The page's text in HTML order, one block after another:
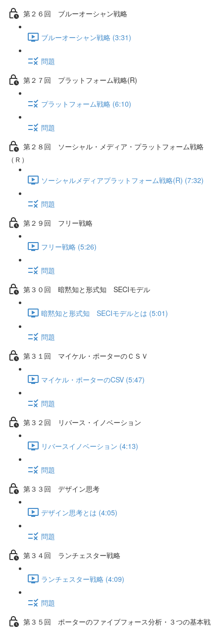
第２６回 ブルーオーシャン戦略
ブルーオーシャン戦略 (3:31)
問題
第２７回 プラットフォーム戦略(R)
プラットフォーム戦略 (6:10)
問題
第２８回 ソーシャル・メディア・プラットフォーム戦略
（Ｒ）
ソーシャルメディアプラットフォーム戦略(R) (7:32)
問題
第２９回 フリー戦略
フリー戦略 (5:26)
問題
第３０回 暗黙知と形式知 SECIモデル
暗黙知と形式知 SECIモデルとは (5:01)
問題
第３１回 マイケル・ポーターのＣＳＶ
マイケル・ポーターのCSV (5:47)
問題
第３２回 リバース・イノベーション
リバースイノベーション (4:13)
問題
第３３回 デザイン思考
デザイン思考とは (4:05)
問題
第３４回 ランチェスター戦略
ランチェスター戦略 (4:09)
問題
第３５回 ポーターのファイブフォース分析・３つの基本戦